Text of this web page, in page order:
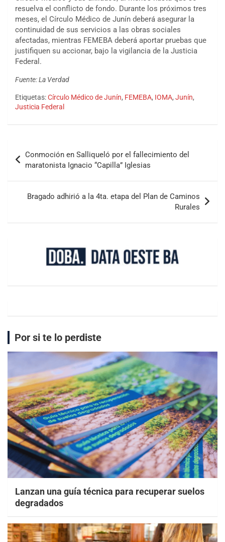
resuelva el conflicto de fondo. Durante los próximos tres
meses, el Círculo Médico de Junín deberá asegurar la
continuidad de sus servicios a las obras sociales
afectadas, mientras FEMEBA deberá aportar pruebas que
justifiquen su accionar, bajo la vigilancia de la Justicia
Federal.
Fuente: La Verdad
Etiquetas:Círculo Médico de Junín, FEMEBA, IOMA, Junín,
Justicia Federal
Conmoción en Salliqueló por el fallecimiento del
maratonista Ignacio “Capilla” Iglesias
Bragado adhirió a la 4ta. etapa del Plan de Caminos
Rurales
Por si te lo perdiste
Lanzan una guía técnica para recuperar suelos
degradados